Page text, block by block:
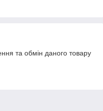
та обмін даного товару